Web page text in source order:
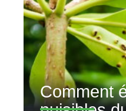
Comment